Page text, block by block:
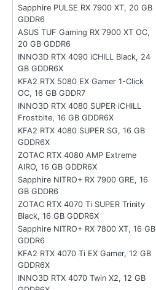
Sapphire PULSE RX 7900 XT, 20 GB
GDDR6
ASUS TUF Gaming RX 7900 XT OC,
20 GB GDDR6
INNO3D RTX 4090 iCHILL Black, 24
GB GDDR6X
KFA2 RTX 5080 EX Gamer 1-Click
OC, 16 GB GDDR7
INNO3D RTX 4080 SUPER iCHILL
Frostbite, 16 GB GDDR6X
KFA2 RTX 4080 SUPER SG, 16 GB
GDDR6X
ZOTAC RTX 4080 AMP Extreme
AIRO, 16 GB GDDR6X
Sapphire NITRO+ RX 7900 GRE, 16
GB GDDR6
ZOTAC RTX 4070 Ti SUPER Trinity
Black, 16 GB GDDR6X
Sapphire NITRO+ RX 7800 XT, 16 GB
GDDR6
KFA2 RTX 4070 Ti EX Gamer, 12 GB
GDDR6X
INNO3D RTX 4070 Twin X2, 12 GB